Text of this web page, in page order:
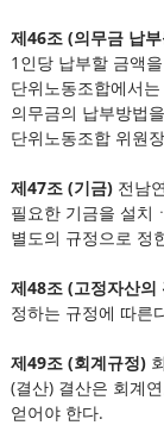
제46조 (의무금 납
1인당 납부할 금액
단위노동조합에서
의무금의 납부방법
단위노동조합 위원
제47조 (기금)전남
필요한 기금을 설치
별도의 규정으로 정
제48조 (고정자산의
정하는 규정에 따른
제49조 (회계규정)
(결산) 결산은 회계
얻어야 한다.